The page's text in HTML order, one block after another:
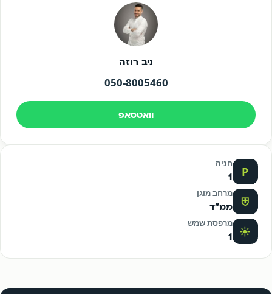
ניב רוזה
050-8005460
וואטסאפ
P
חניה
1
⛨
מרחב מוגן
ממ"ד
☀
מרפסת שמש
1